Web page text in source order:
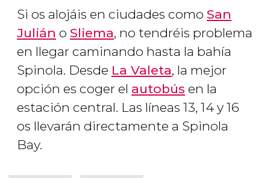
Si os alojáis en ciudades como San
Julián o Sliema, no tendréis problema
en llegar caminando hasta la bahía
Spinola. Desde La Valeta, la mejor
opción es coger el autobús en la
estación central. Las líneas 13, 14 y 16
os llevarán directamente a Spinola
Bay.